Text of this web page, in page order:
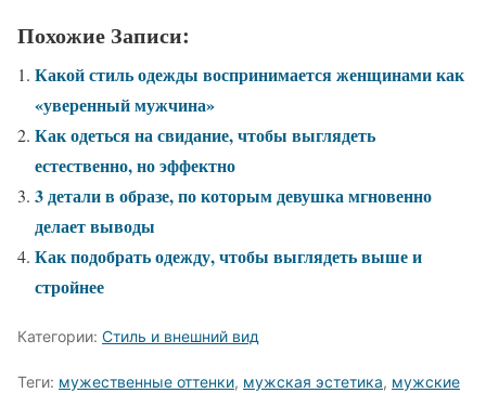
Похожие Записи:
Какой стиль одежды воспринимается женщинами как
«уверенный мужчина»
Как одеться на свидание, чтобы выглядеть
естественно, но эффектно
3 детали в образе, по которым девушка мгновенно
делает выводы
Как подобрать одежду, чтобы выглядеть выше и
стройнее
Категории: Стиль и внешний вид
Теги: мужественные оттенки, мужская эстетика, мужские